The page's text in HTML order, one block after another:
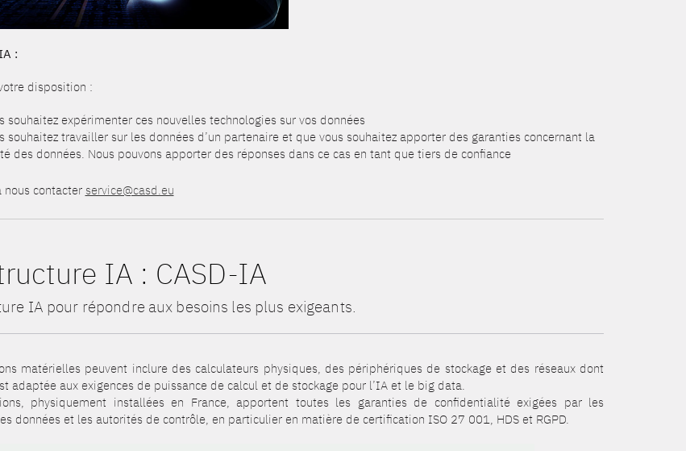
:
disposition :
souhaitez expérimenter ces nouvelles technologies sur vos données
souhaitez travailler sur les données d’un partenaire et que vous souhaitez apporter des garanties concernant la
des données. Nous pouvons apporter des réponses dans ce cas en tant que tiers de confiance
nous contacter service@casd.eu
IA : CASD-IA
IA pour répondre aux besoins les plus exigeants.
matérielles peuvent inclure des calculateurs physiques, des périphériques de stockage et des réseaux dont
adaptée aux exigences de puissance de calcul et de stockage pour l’IA et le big data.
physiquement installées en France, apportent toutes les garanties de confidentialité exigées par les
données et les autorités de contrôle, en particulier en matière de certification ISO 27 001, HDS et RGPD.